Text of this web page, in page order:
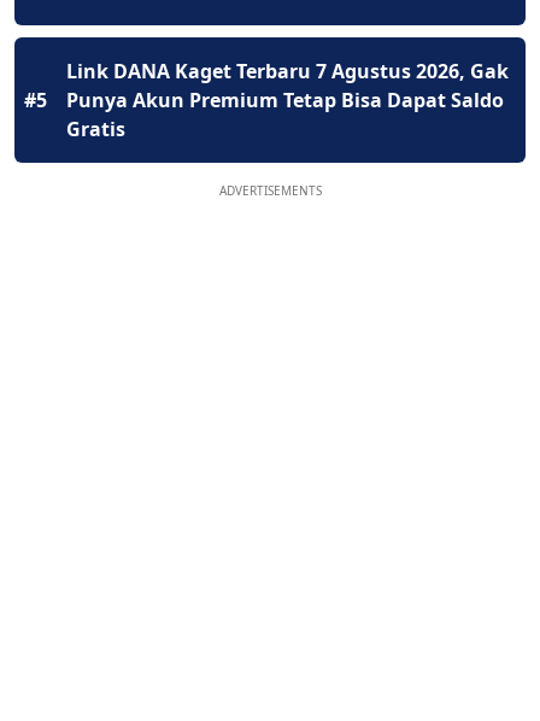
#5
Link DANA Kaget Terbaru 7 Agustus 2026, Gak
Punya Akun Premium Tetap Bisa Dapat Saldo
Gratis
ADVERTISEMENTS